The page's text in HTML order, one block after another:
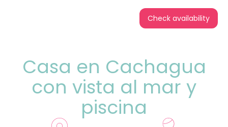
Check availability
Casa en Cachagua
con vista al mar y
piscina